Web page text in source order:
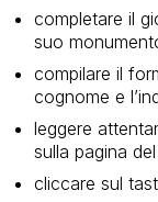
completare il
suo
compilare il
cognome e
leggere
sulla pagina
cliccare sul